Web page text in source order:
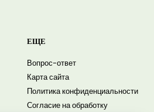
ЕЩЕ
Вопрос-ответ
Карта сайта
Политика конфиденциальности
Согласие на обработку